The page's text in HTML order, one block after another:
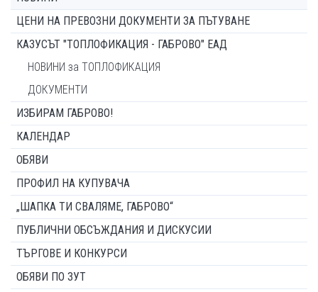
ЦЕНИ НА ПРЕВОЗНИ ДОКУМЕНТИ ЗА ПЪТУВАНЕ
КАЗУСЪТ "ТОПЛОФИКАЦИЯ - ГАБРОВО" ЕАД
НОВИНИ за ТОПЛОФИКАЦИЯ
ДОКУМЕНТИ
ИЗБИРАМ ГАБРОВО!
КАЛЕНДАР
ОБЯВИ
ПРОФИЛ НА КУПУВАЧА
„ШАПКА ТИ СВАЛЯМЕ, ГАБРОВО“
ПУБЛИЧНИ ОБСЪЖДАНИЯ И ДИСКУСИИ
ТЪРГОВЕ И КОНКУРСИ
ОБЯВИ ПО ЗУТ